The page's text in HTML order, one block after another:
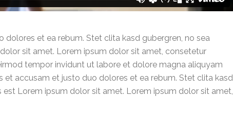
et ea rebum. Stet clita kasd gubergren, no sea
sit amet. Lorem ipsum dolor sit amet, consetetur
tempor invidunt ut labore et dolore magna aliquyam
et accusam et justo duo dolores et ea rebum. Stet clita kasd
Lorem ipsum dolor sit amet. Lorem ipsum dolor sit amet,